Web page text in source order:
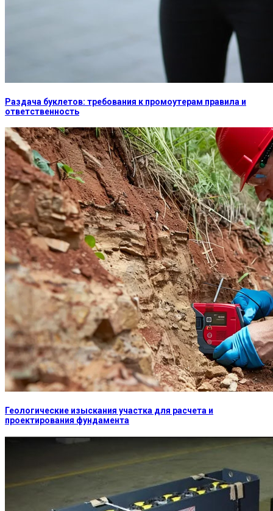
Раздача буклетов: требования к промоутерам правила и
ответственность
Геологические изыскания участка для расчета и
проектирования фундамента